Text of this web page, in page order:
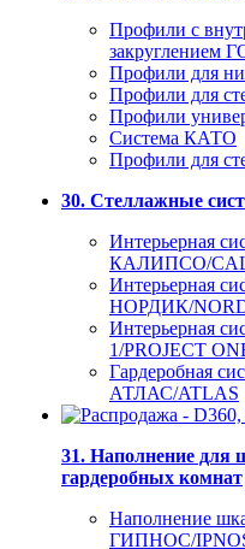
Профили с
закруглением
Профили для
Профили для
Профили
Система КАТО
Профили для
30. Стеллажные
Интерьерная
КАЛИПСО/
Интерьерная
НОРДИК/
Интерьерная
1/PROJECT
Гардеробная
АТЛАС/ATLAS
31. Наполнение для
гардеробных комнат
Наполнение
ГИПНОС/